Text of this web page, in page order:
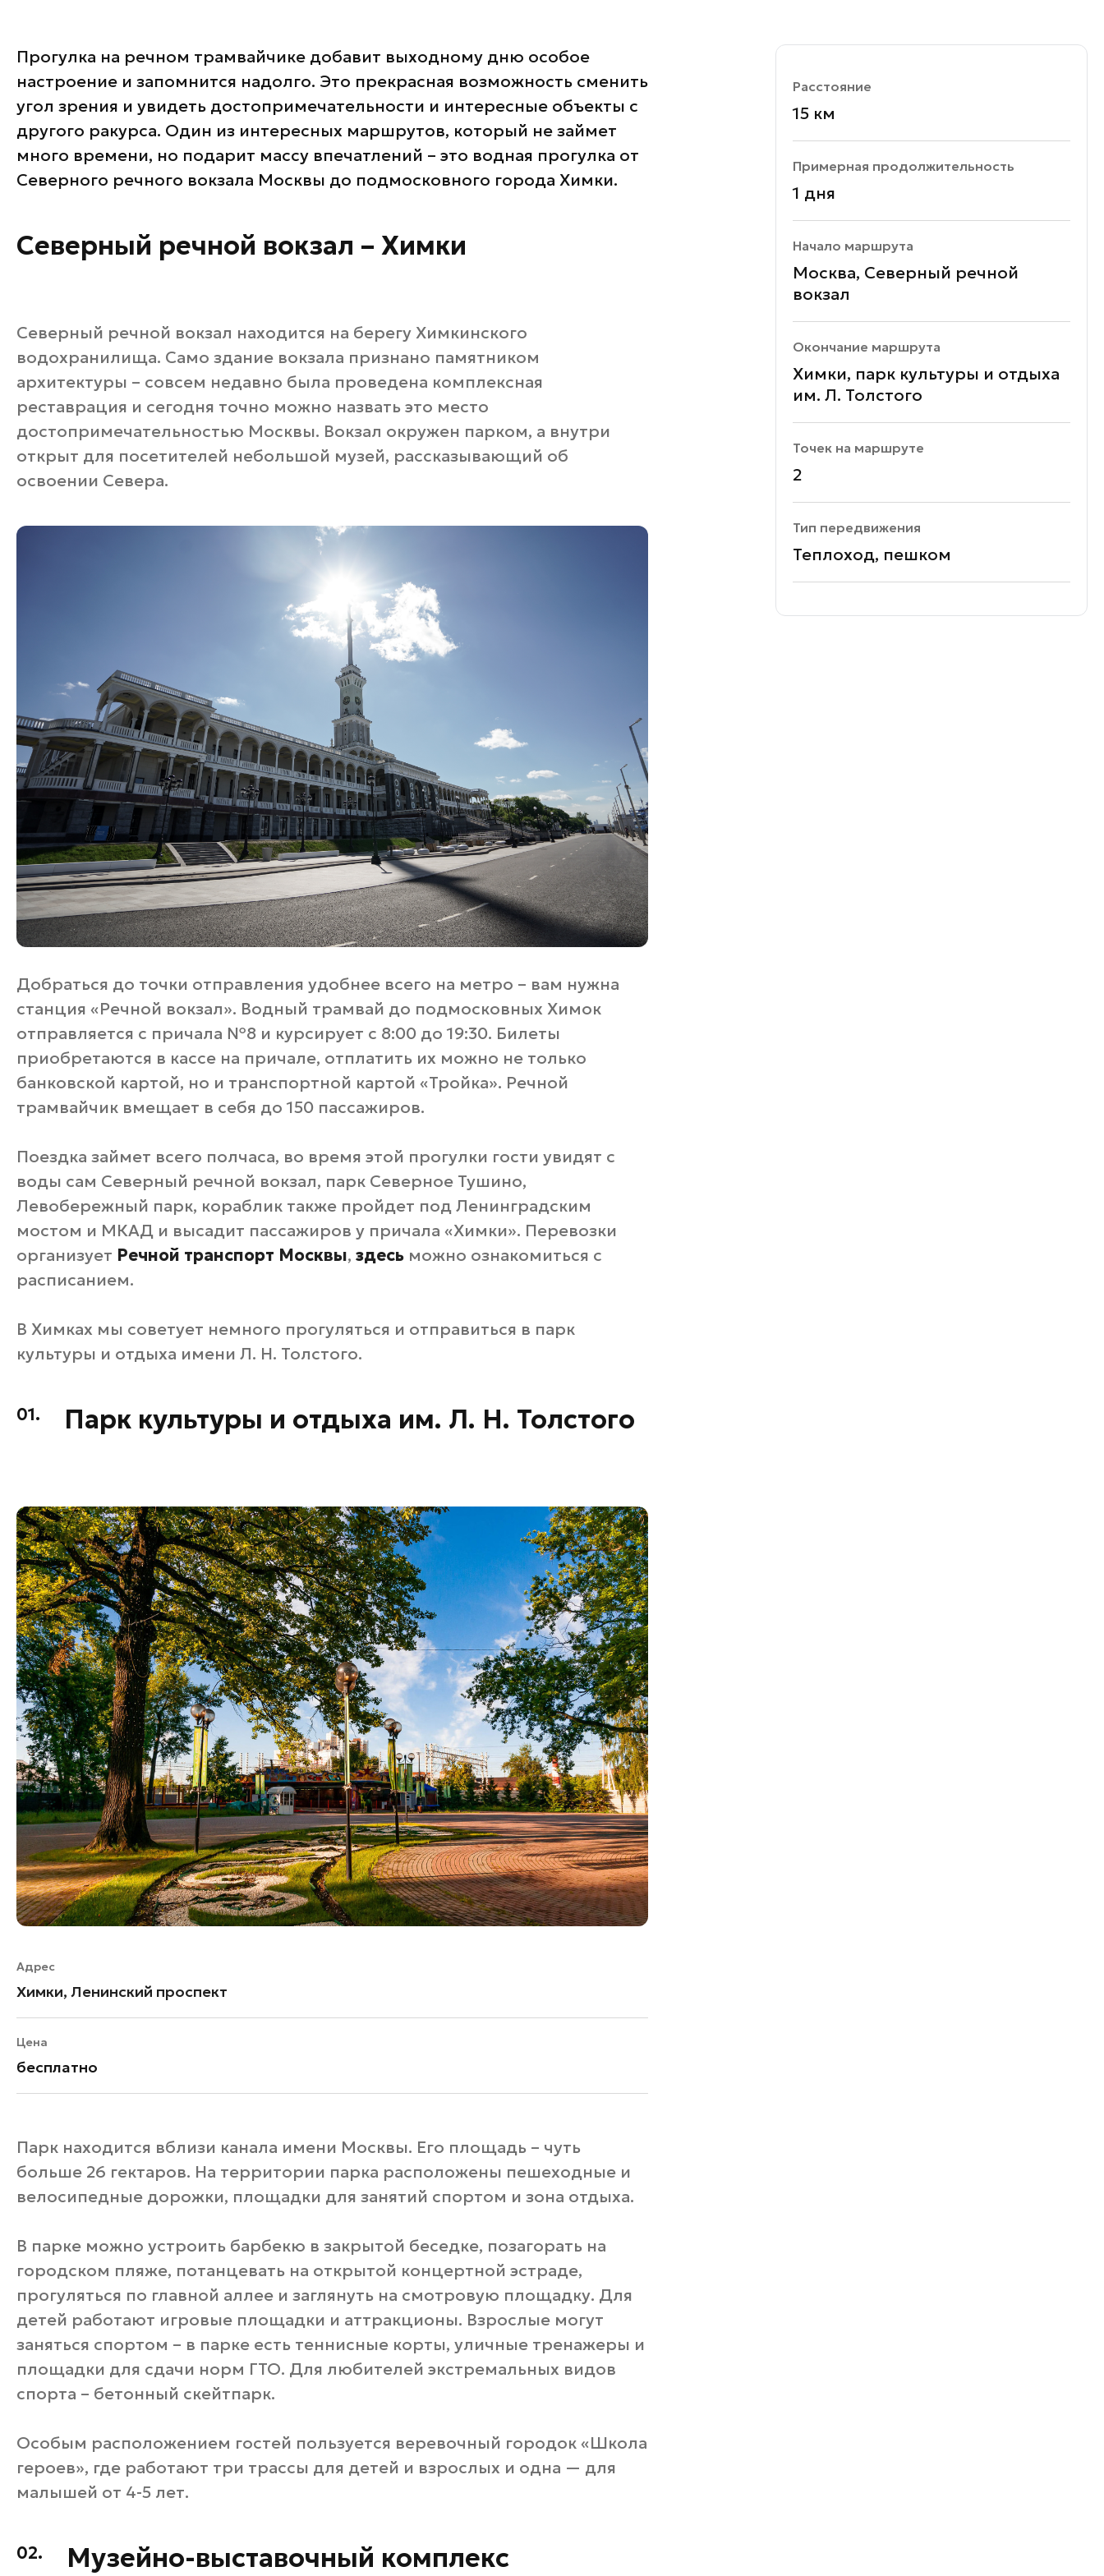
Инвестиционный портал
Федоскинская фабрика
Пикник в Подмосковье
Золотое кольцо России
Особо охраняемые
природные территории
Расстояние
15 км
Примерная продолжительность
1 дня
Начало маршрута
Москва, Северный речной
вокзал
Окончание маршрута
Химки, парк культуры и отдыха
им. Л. Толстого
Точек на маршруте
2
Тип передвижения
Теплоход, пешком
Прогулка на речном трамвайчике добавит выходному дню особое
настроение и запомнится надолго. Это прекрасная возможность сменить
угол зрения и увидеть достопримечательности и интересные объекты с
другого ракурса. Один из интересных маршрутов, который не займет
много времени, но подарит массу впечатлений – это водная прогулка от
Северного речного вокзала Москвы до подмосковного города Химки.
Северный речной вокзал – Химки
Северный речной вокзал находится на берегу Химкинского
водохранилища. Само здание вокзала признано памятником
архитектуры – совсем недавно была проведена комплексная
реставрация и сегодня точно можно назвать это место
достопримечательностью Москвы. Вокзал окружен парком, а внутри
открыт для посетителей небольшой музей, рассказывающий об
освоении Севера.
Добраться до точки отправления удобнее всего на метро – вам нужна
станция «Речной вокзал». Водный трамвай до подмосковных Химок
отправляется с причала №8 и курсирует с 8:00 до 19:30. Билеты
приобретаются в кассе на причале, отплатить их можно не только
банковской картой, но и транспортной картой «Тройка». Речной
трамвайчик вмещает в себя до 150 пассажиров.
Поездка займет всего полчаса, во время этой прогулки гости увидят с
воды сам Северный речной вокзал, парк Северное Тушино,
Левобережный парк, кораблик также пройдет под Ленинградским
мостом и МКАД и высадит пассажиров у причала «Химки». Перевозки
организует Речной транспорт Москвы, здесь можно ознакомиться с
расписанием.
В Химках мы советует немного прогуляться и отправиться в парк
культуры и отдыха имени Л. Н. Толстого.
01. Парк культуры и отдыха им. Л. Н. Толстого
Адрес
Химки, Ленинский проспект
Цена
бесплатно
Парк находится вблизи канала имени Москвы. Его площадь – чуть
больше 26 гектаров. На территории парка расположены пешеходные и
велосипедные дорожки, площадки для занятий спортом и зона отдыха.
В парке можно устроить барбекю в закрытой беседке, позагорать на
городском пляже, потанцевать на открытой концертной эстраде,
прогуляться по главной аллее и заглянуть на смотровую площадку. Для
детей работают игровые площадки и аттракционы. Взрослые могут
заняться спортом – в парке есть теннисные корты, уличные тренажеры и
площадки для сдачи норм ГТО. Для любителей экстремальных видов
спорта – бетонный скейтпарк.
Особым расположением гостей пользуется веревочный городок «Школа
героев», где работают три трассы для детей и взрослых и одна — для
малышей от 4-5 лет.
02.
Музейно-выставочный комплекс